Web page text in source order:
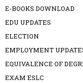
E-BOOKS DOWNLOAD
EDU UPDATES
ELECTION
EMPLOYMENT
EQUIVALENCE OF
EXAM ESLC